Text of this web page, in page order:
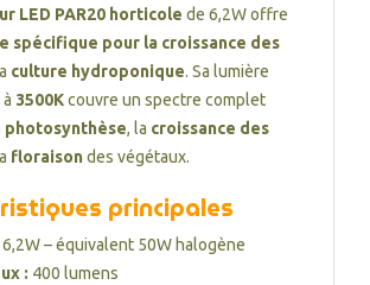
LED PAR20 horticole de 6,2W offre
spécifique pour la croissance des
culture hydroponique. Sa lumière
3500Kcouvre un spectre complet
photosynthèse, la croissance des
floraisondes végétaux.
principales
6,2W – équivalent 50W halogène
: 400 lumens